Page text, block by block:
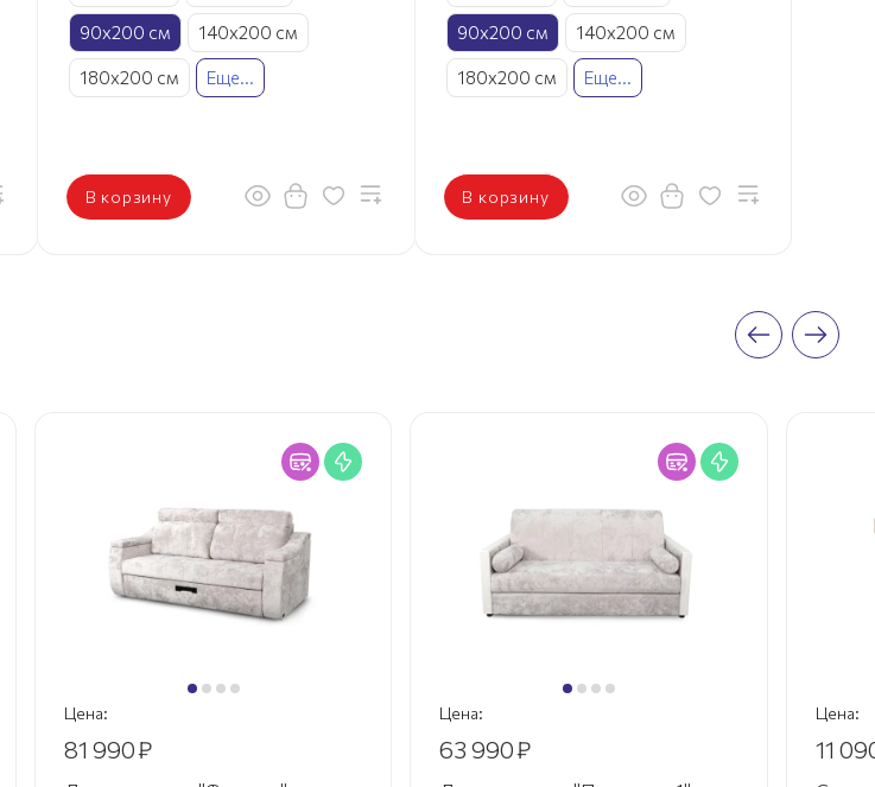
90х200 см 140х200 см
180х200 см Еще...
В корзину
90х200 см 140х200 см
180х200 см Еще...
В корзину
Цена:
81 990₽
Цена:
63 990₽
Цена:
11